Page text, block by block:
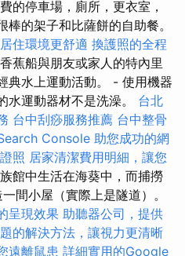
的停車場，廁所，更衣室，
的架子和比薩餅的自助餐。
住環境更舒適 換護照的全程
香蕉船與朋友或家人的特內里
典水上運動活動。 - 使用機器
水運動器材不是洗澡。 台北
台中刮痧服務推薦 台中整骨
Console 助您成功的網
照 居家清潔費用明細，讓您
館中生活在海葵中，而捕撈
間小屋（實際上是隧道）。
呈現效果 助聽器公司，提供
的解決方法，讓視力更清晰
遠離鼠患 詳細實用的Google